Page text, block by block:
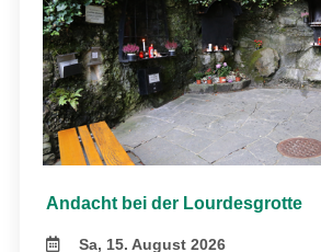
Andacht bei der Lourdesgrotte
Sa, 15. August 2026